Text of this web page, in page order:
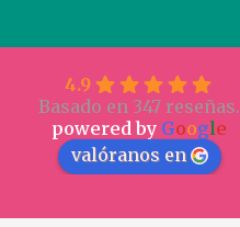
4.9
Basado en 347 reseñas.
powered by Google
valóranos en